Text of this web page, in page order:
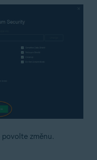
povolte změnu.